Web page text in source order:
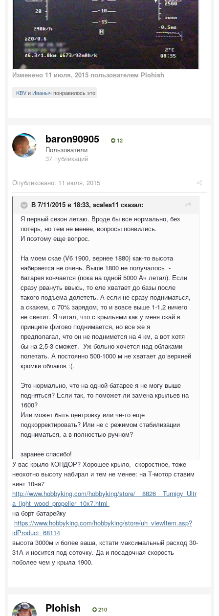
Изменено 11 июля, 2015 пользователем Plohish
KBVи Иваныч понравилось это
baron90905 12
Пользователи
37 публикаций
Опубликовано: 11 июля, 2015
В 7/11/2015 в 18:33, scales11 сказал:
Я первый сезон летаю. Вроде бы все нормально, без
потерь, но тем не менее, вопросы появились.
И поэтому еще вопрос.
На моем скае (V6 1900, вернее 1880) как-то высота
набирается не очень. Выше 1800 не получалось -
батарея кончается (пока на одной 5000 Ач летал). Если
сразу рвануть ввысь, то еле хватает до базы после
такого подъема долететь. А если не сразу подниматься,
а скажем, с 70% зарядом, то и вовсе выше 1-1,2 ничего
не светит. Я читал, что с крыльями как у меня скай в
принципе фигово поднимается, но все же я
предполагал, что он не поднимется на 4 км, а вот хотя
бы на 2,5-3 сможет. Уж больно хочется над облаками
полетать. А постоянно 500-1000 м не хватает до верхней
кромки облаков :(.
Это нормально, что на одной батарее я не могу выше
подняться? Если так, то поможет ли замена крыльев на
1600?
Или может быть центровку или че-то еще
подкорректировать? Или не с режимом стабилизации
подниматься, а в полностью ручном?
заранее спасибо!
У вас крыло КОНДОР? Хорошее крыло, скоростное, тоже
неохотно высоту набирал и тем не менее: на Т-мотор ставим
винт 10на7
http://www.hobbyking.com/hobbyking/store/__8826__Turnigy_Ultr
a_light_wood_propeller_10x7.html
на борт батарейку
https://www.hobbyking.com/hobbyking/store/uh_viewItem.asp?
idProduct=68114
высота 3000м и более ваша, кстати максимальный расход 30-
31А и носится под соточку. Да и посадочная скорость
поболее чем у крыла 1900.
Plohish 210